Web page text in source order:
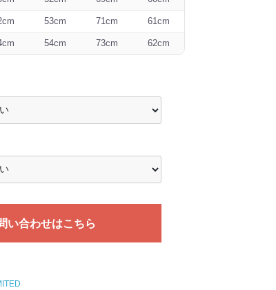
53cm 71cm 61cm
54cm 73cm 62cm
い合わせはこちら